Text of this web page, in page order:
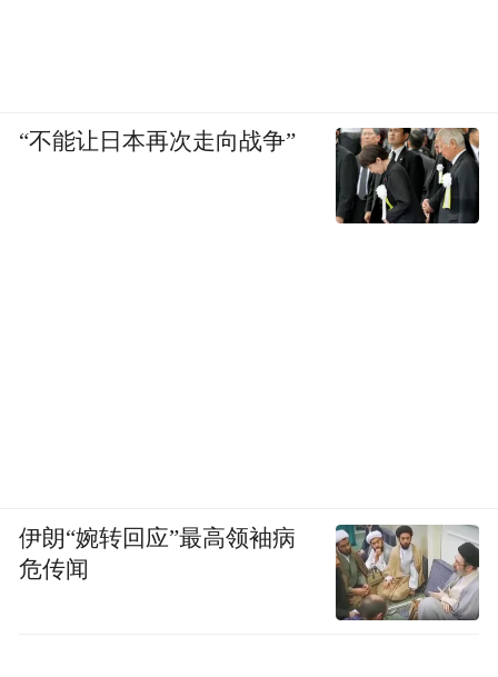
“不能让日本再次走向战争”
伊朗“婉转回应”最高领袖病
危传闻